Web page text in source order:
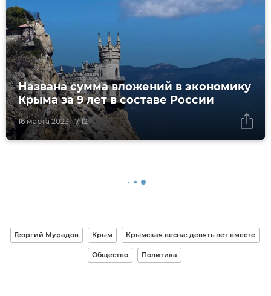
16 марта 2023, 17:12
Названа сумма вложений в экономику
Крыма за 9 лет в составе России
Георгий Мурадов Крым Крымская весна: девять лет вместе
Общество Политика